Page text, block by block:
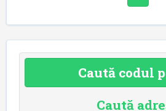
Caută codul
Caută